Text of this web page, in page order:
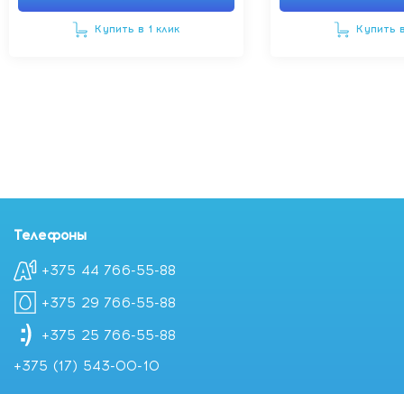
Acid, Benzyl Alcohol, Methylchloroisothiazolinone,
Methylisothiazolinone, CI 15985, CI 14720.
Купить в 1 клик Купить
Телефоны
+375 44 766-55-88
+375 29 766-55-88
+375 25 766-55-88
+375 (17) 543-00-10